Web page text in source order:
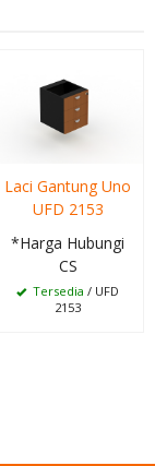
Laci Gantung Uno
UFD 2153
*Harga Hubungi
CS
Tersedia / UFD
2153